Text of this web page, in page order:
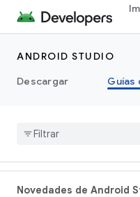
ANDROID STUDIO
Descargar
Guías
Novedades de Android